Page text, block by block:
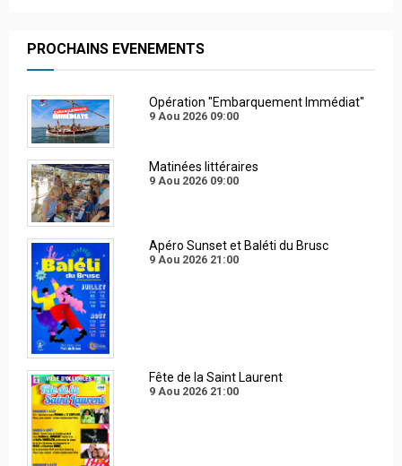
PROCHAINS EVENEMENTS
Opération "Embarquement Immédiat"
9 Aou 2026 09:00
Matinées littéraires
9 Aou 2026 09:00
Apéro Sunset et Baléti du Brusc
9 Aou 2026 21:00
Fête de la Saint Laurent
9 Aou 2026 21:00